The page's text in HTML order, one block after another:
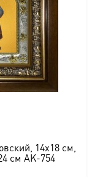
14х18 см,
см AK-754